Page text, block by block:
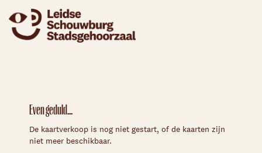
Even geduld...
De kaartverkoop is nog niet gestart, of de kaarten zijn
niet meer beschikbaar.